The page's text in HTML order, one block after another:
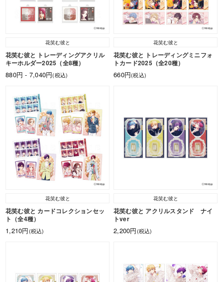
花笑む彼と
花笑む彼と トレーディングアクリル
キーホルダー2025（全8種）
880円 - 7,040円(税込)
花笑む彼と
花笑む彼と トレーディングミニフォ
トカード2025（全20種）
660円(税込)
花笑む彼と
花笑む彼と カードコレクションセッ
ト（全4種）
1,210円(税込)
花笑む彼と
花笑む彼と アクリルスタンド ナイ
トver
2,200円(税込)